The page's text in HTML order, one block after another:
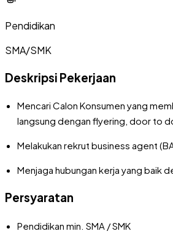
Pendidikan
SMA/SMK
Deskripsi Pekerjaan
Mencari Calon Konsumen yang
langsung dengan flyering, door to
Melakukan rekrut business agent
Menjaga hubungan kerja yang baik
Persyaratan
Pendidikan min. SMA / SMK